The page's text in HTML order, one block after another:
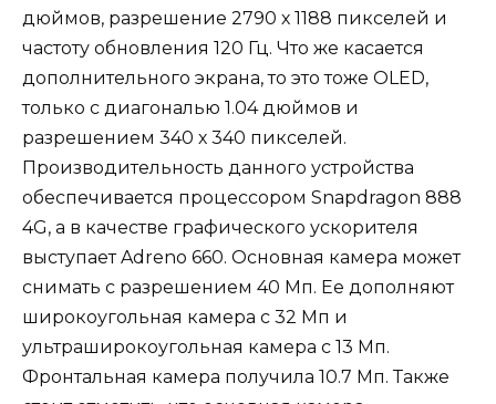
дюймов, разрешение 2790 х 1188 пикселей и
частоту обновления 120 Гц. Что же касается
дополнительного экрана, то это тоже OLED,
только с диагональю 1.04 дюймов и
разрешением 340 х 340 пикселей.
Производительность данного устройства
обеспечивается процессором Snapdragon 888
4G, а в качестве графического ускорителя
выступает Adreno 660. Основная камера может
снимать с разрешением 40 Мп. Ее дополняют
широкоугольная камера с 32 Мп и
ультраширокоугольная камера с 13 Мп.
Фронтальная камера получила 10.7 Мп. Также